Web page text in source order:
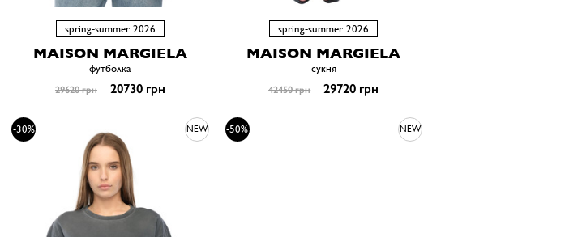
spring-summer 2026
MAISON MARGIELA
футболка
29620 грн 20730 грн
spring-summer 2026
MAISON MARGIELA
сукня
42450 грн 29720 грн
-30% NEW -50% NEW